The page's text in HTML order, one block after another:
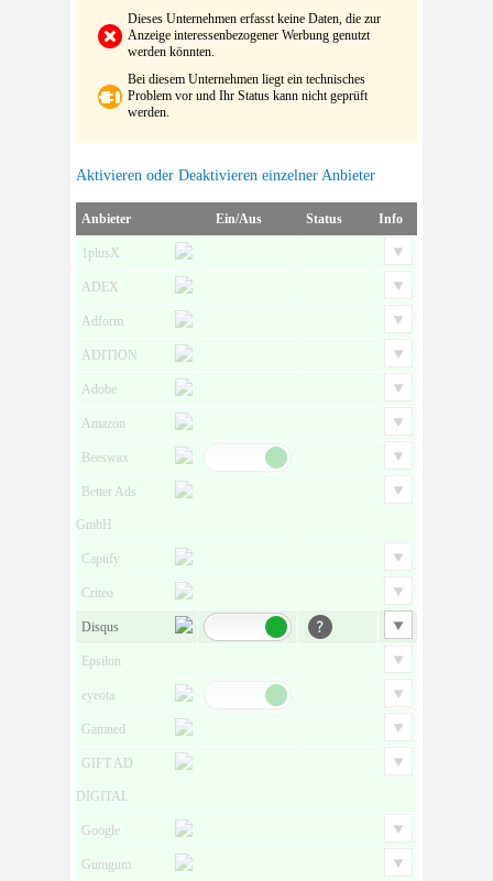
Dieses Unternehmen erfasst keine Daten, die zur
Anzeige interessenbezogener Werbung genutzt
werden könnten.
Bei diesem Unternehmen liegt ein technisches
Problem vor und Ihr Status kann nicht geprüft
werden.